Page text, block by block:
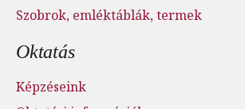
Szobrok, emléktáblák, termek
Oktatás
Képzéseink